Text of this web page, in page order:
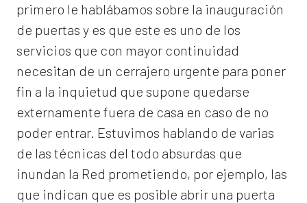
primero le hablábamos sobre la inauguración
de puertas y es que este es uno de los
servicios que con mayor continuidad
necesitan de un cerrajero urgente para poner
fin a la inquietud que supone quedarse
externamente fuera de casa en caso de no
poder entrar. Estuvimos hablando de varias
de las técnicas del todo absurdas que
inundan la Red prometiendo, por ejemplo, las
que indican que es posible abrir una puerta